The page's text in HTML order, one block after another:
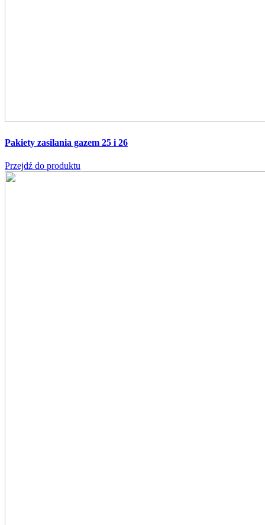
Pakiety zasilania gazem 25 i 26
Przejdź do produktu